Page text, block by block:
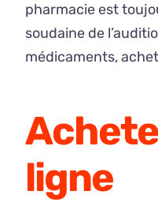
pharmacie est
soudaine de
médicaments,
ligne